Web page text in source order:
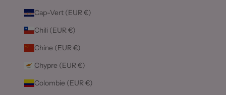
Cap-Vert (EUR €)
Chili (EUR €)
Chine (EUR €)
Chypre (EUR €)
Colombie (EUR €)